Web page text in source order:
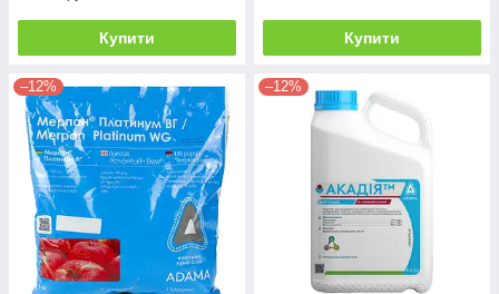
Купити Купити
–12% –12%